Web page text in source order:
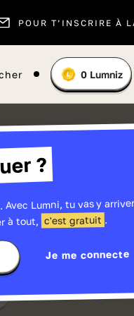
POUR T’INSCRIRE À
En
savoir
plus
les
Vous
:
0 Lumniz
?
Lumni, tu vas y
à tout, c'est gratuit .
Je me connecte